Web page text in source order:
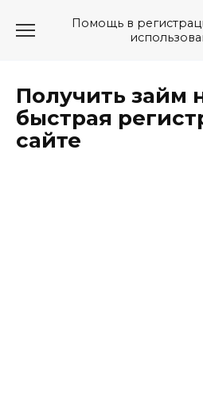
Помощь в
Получить займ
быстрая
сайте